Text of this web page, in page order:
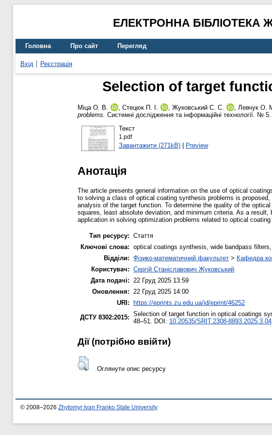
ЕЛЕКТРОННА
Головна Про сайт Перегляд
Вхід Реєстрація
Selection of target
Міца О. В. , Стецюк П. І. , Жуковський С. С. , Левчук О.
problems. Системні дослідження та інформаційні технології. №
Текст
1.pdf
Завантажити (271kB)| Preview
Анотація
The article presents general information on the use of optical
to solving a class of optical coating synthesis problems is
analysis of the target function. To determine the quality of the
squares, least absolute deviation, and minimum criteria. As a
application in solving optimization problems related to optical
Тип ресурсу: Стаття
Ключові слова: optical coatings synthesis, wide bandpass
Відділи: Фізико-математичний факультет > Кафедра
Користувач: Сергій Станіславович Жуковський
Дата подачі:
22 Груд 2025 13:59
Оновлення:
22 Груд 2025 14:00
URI: https://eprints.zu.edu.ua/id/eprint/46252
ДСТУ 8302:2015: Selection of target function in optical coatings
48–51. DOI: 10.20535/SRIT.2308-8893.2025.3.04
Дії ​​(потрібно ввійти)
Оглянути опис ресурсу
© 2008–2026 Zhytomyr Ivan Franko State University